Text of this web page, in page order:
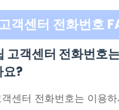
객센터 전화번호
고객센터 전화번호
요?
객센터 전화번호는 이용